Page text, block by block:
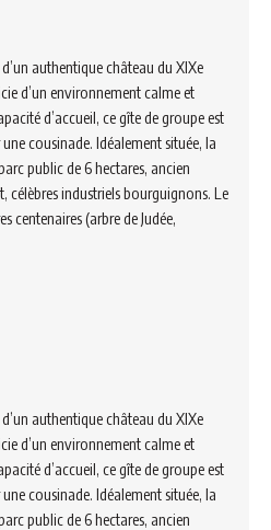
authentique château du XIXe
d’un environnement calme et
d’accueil, ce gîte de groupe est
cousinade. Idéalement située, la
public de 6 hectares, ancien
industriels bourguignons. Le
centenaires (arbre de Judée,
authentique château du XIXe
d’un environnement calme et
d’accueil, ce gîte de groupe est
cousinade. Idéalement située, la
public de 6 hectares, ancien